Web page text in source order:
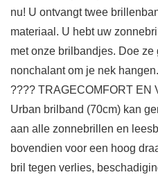
nu! U ontvangt twee
materiaal. U hebt uw
met onze brilbandjes. Doe
nonchalant om je nek hangen.
???? TRAGECOMFORT EN
Urban brilband (70cm) kan
aan alle zonnebrillen en
bovendien voor een hoog
bril tegen verlies,